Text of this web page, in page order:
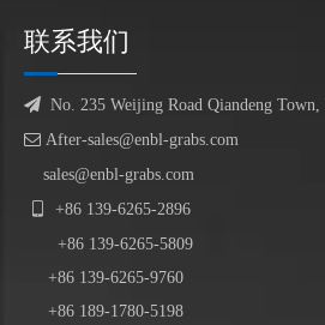
联系我们
 No. 235 Weijing Road Qiandeng Town,
 After-sales@enbl-grabs.com
sales@enbl-grabs.com
+86 139-6265-2896
+86 139-6265-5809
+86 139-6265-9760
+86 189-1780-5198